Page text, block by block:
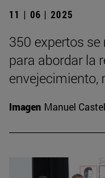
11 | 06 | 2025
350 expertos se
para abordar la
Imagen Manuel